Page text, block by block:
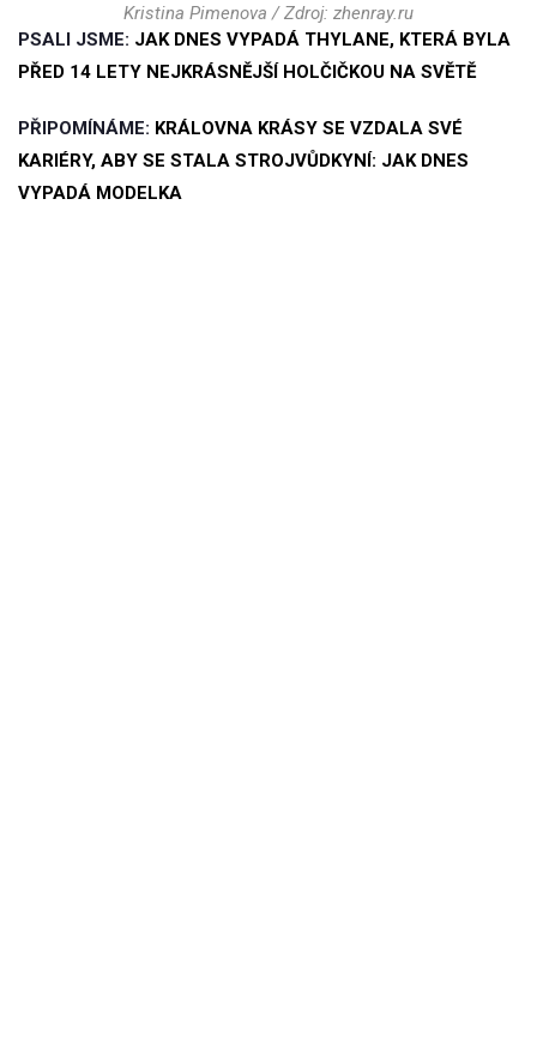
Kristina Pimenova / Zdroj: zhenray.ru
PSALI JSME: JAK DNES VYPADÁ THYLANE, KTERÁ BYLA
PŘED 14 LETY NEJKRÁSNĚJŠÍ HOLČIČKOU NA SVĚTĚ
PŘIPOMÍNÁME: KRÁLOVNA KRÁSY SE VZDALA SVÉ
KARIÉRY, ABY SE STALA STROJVŮDKYNÍ: JAK DNES
VYPADÁ MODELKA